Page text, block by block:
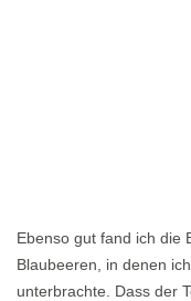
Ebenso gut fand ich die
Blaubeeren, in denen
unterbrachte. Dass der